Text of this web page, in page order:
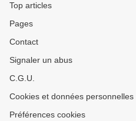
Top articles
Pages
Contact
Signaler un abus
C.G.U.
Cookies et données personnelles
Préférences cookies